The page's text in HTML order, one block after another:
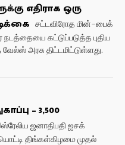
எதிராக ஒரு
சட்டவிரோத மின்-பைக்
நடத்தையை கட்டுப்படுத்த புதிய
அரசு திட்டமிட்டுள்ளது.
– 3,500
ஜனாதிபதி ஐசக்
திங்கள்கிழமை முதல்